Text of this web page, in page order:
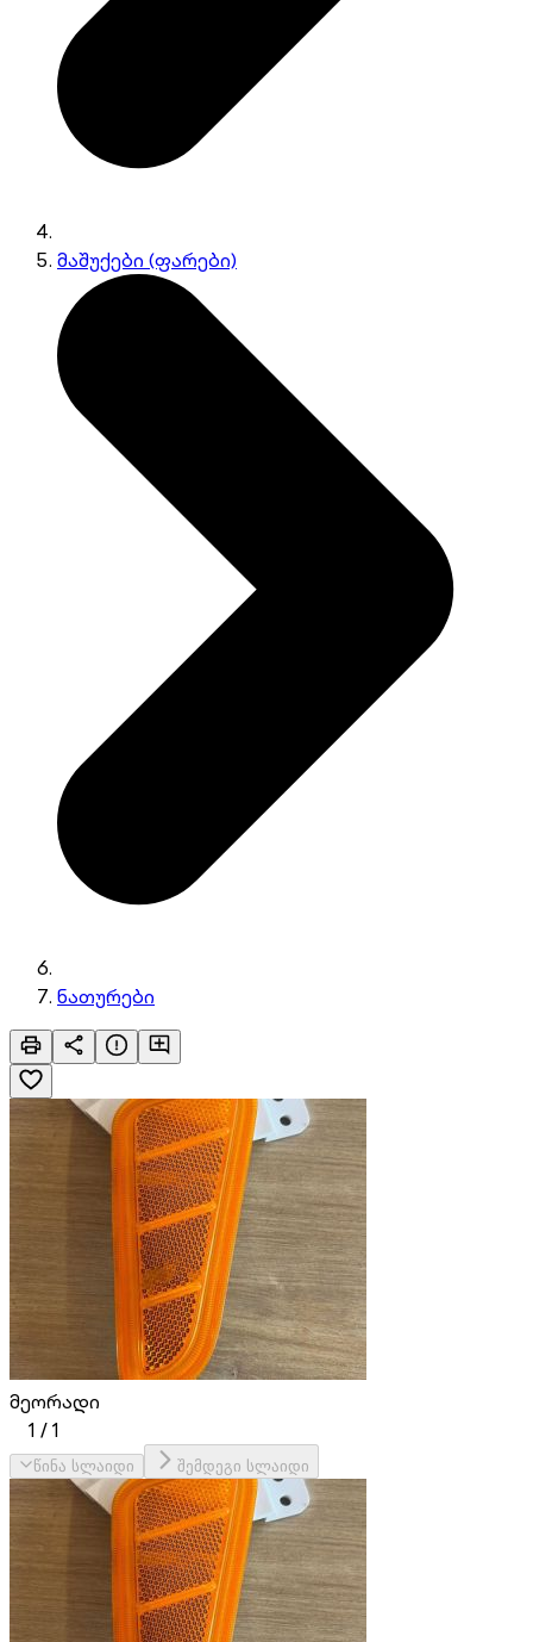
მაშუქები (ფარები)
ნათურები
მეორადი
1 /1
წინა სლაიდი შემდეგი სლაიდი